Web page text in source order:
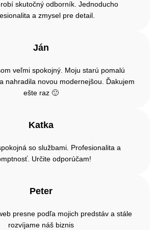
skutočný odborník. Jednoducho
a zmysel pre detail.
Ján
veľmi spokojný. Moju starú pomalú
nahradila novou modernejšou. Ďakujem
ešte raz 🙂
Katka
so službami. Profesionalita a
Určite odporúčam!
Peter
presne podľa mojich predstáv a stále
rozvíjame náš biznis